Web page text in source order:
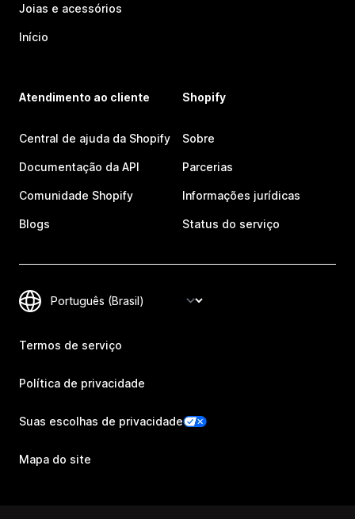
Joias e acessórios
Início
Atendimento ao cliente
Central de ajuda da Shopify
Documentação da API
Comunidade Shopify
Blogs
Shopify
Sobre
Parcerias
Informações jurídicas
Status do serviço
Termos de serviço
Política de privacidade
Suas escolhas de privacidade
Mapa do site